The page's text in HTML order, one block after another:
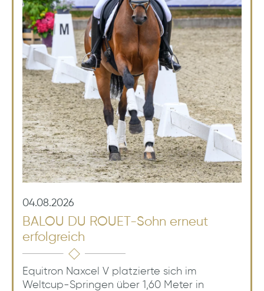
04.08.2026
BALOU DU ROUET-Sohn erneut
erfolgreich
Equitron Naxcel V platzierte sich im
Weltcup-Springen über 1,60 Meter in